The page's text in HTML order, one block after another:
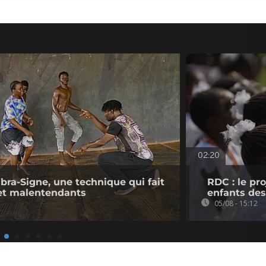
Signe, une technique qui fait
malentendants
02:20
RDC : le
enfants
05/08 - 15:12